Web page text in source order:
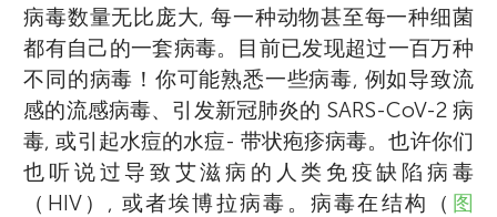
病毒数量无比庞大, 每一种动物甚至每一种细菌
都有自己的一套病毒。目前已发现超过一百万种
不同的病毒！你可能熟悉一些病毒, 例如导致流
感的流感病毒、引发新冠肺炎的 SARS-CoV-2 病
毒, 或引起水痘的水痘- 带状疱疹病毒。也许你们
也听说过导致艾滋病的人类免疫缺陷病毒
（HIV）, 或者埃博拉病毒。病毒在结构（ 图